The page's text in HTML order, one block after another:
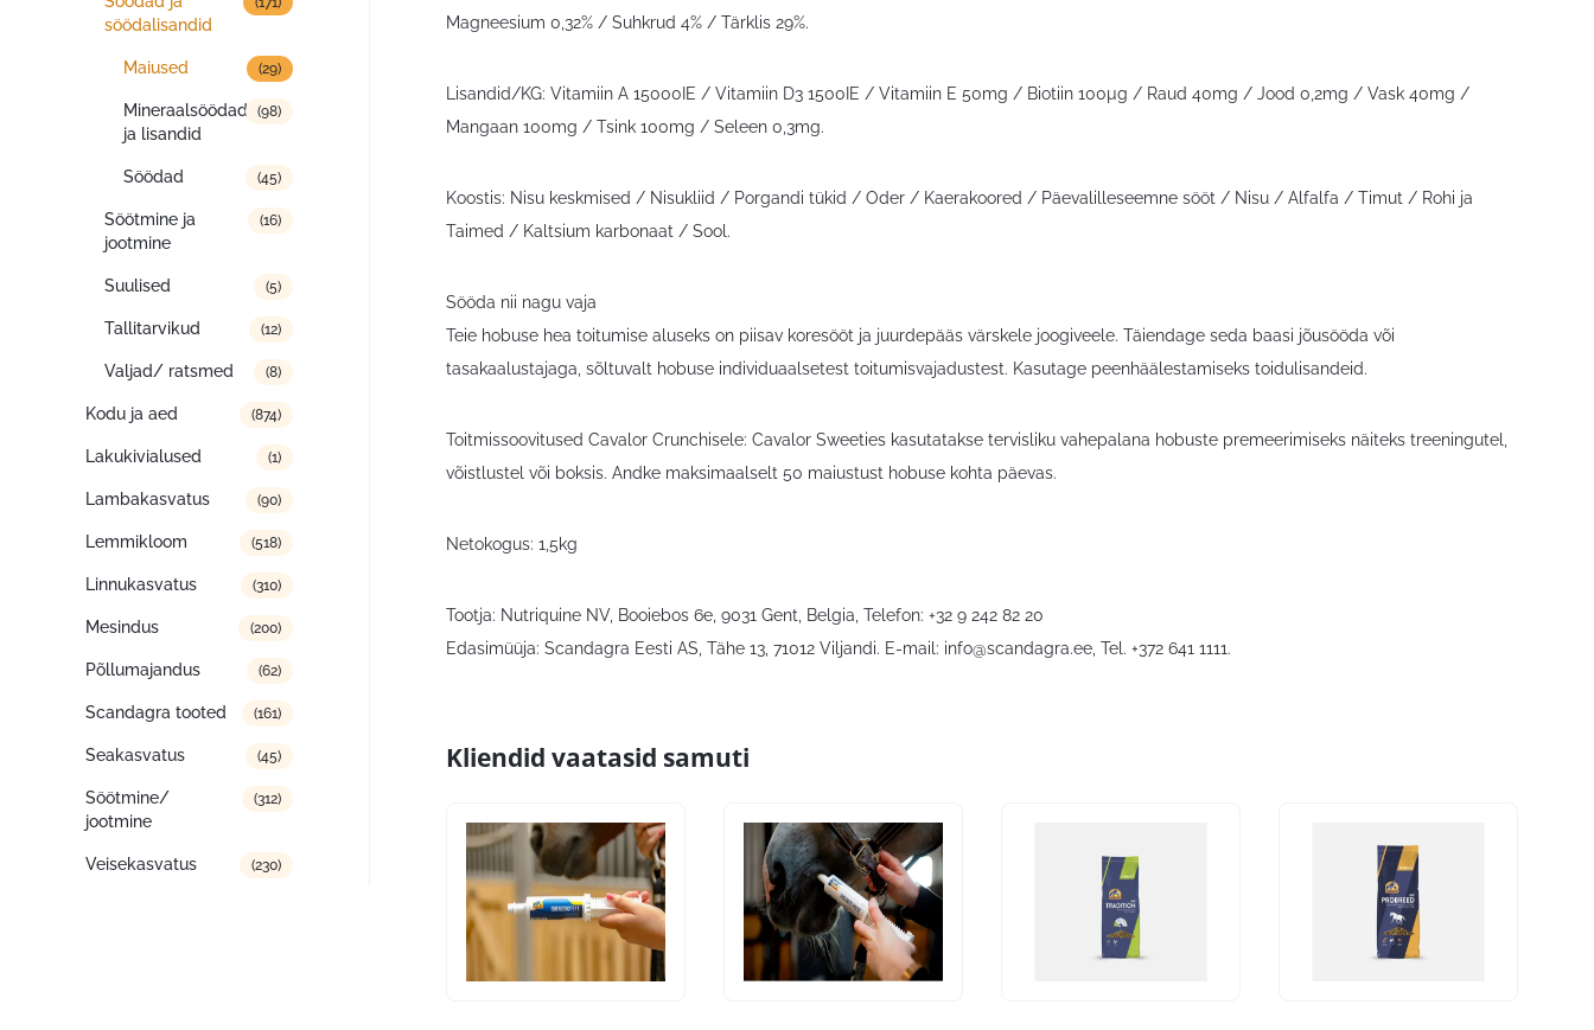
söödalisandid
Maiused (29)
Mineraalsöödad
ja lisandid
(98)
Söödad (45)
Söötmine ja
jootmine
(16)
Suulised (5)
Tallitarvikud (12)
Valjad/ ratsmed (8)
Kodu ja aed (874)
Lakukivialused (1)
Lambakasvatus (90)
Lemmikloom (518)
Linnukasvatus (310)
Mesindus (200)
Põllumajandus (62)
Scandagra tooted (161)
Seakasvatus (45)
Söötmine/
jootmine
(312)
Veisekasvatus (230)
Magneesium 0,32% / Suhkrud 4% / Tärklis 29%.
Lisandid/KG: Vitamiin A 15000IE / Vitamiin D3 1500IE / Vitamiin E 50mg / Biotiin 100µg / Raud 40mg / Jood 0,2mg / Vask 40mg /
Mangaan 100mg / Tsink 100mg / Seleen 0,3mg.
Koostis: Nisu keskmised / Nisukliid / Porgandi tükid / Oder / Kaerakoored / Päevalilleseemne sööt / Nisu / Alfalfa / Timut / Rohi ja
Taimed / Kaltsium karbonaat / Sool.
Sööda nii nagu vaja
Teie hobuse hea toitumise aluseks on piisav koresööt ja juurdepääs värskele joogiveele. Täiendage seda baasi jõusööda või
tasakaalustajaga, sõltuvalt hobuse individuaalsetest toitumisvajadustest. Kasutage peenhäälestamiseks toidulisandeid.
Toitmissoovitused Cavalor Crunchisele: Cavalor Sweeties kasutatakse tervisliku vahepalana hobuste premeerimiseks näiteks treeningutel,
võistlustel või boksis. Andke maksimaalselt 50 maiustust hobuse kohta päevas.
Netokogus: 1,5kg
Tootja: Nutriquine NV, Booiebos 6e, 9031 Gent, Belgia, Telefon: +32 9 242 82 20
Edasimüüja: Scandagra Eesti AS, Tähe 13, 71012 Viljandi. E-mail: info@scandagra.ee , Tel. +372 641 1111.
Kliendid vaatasid samuti